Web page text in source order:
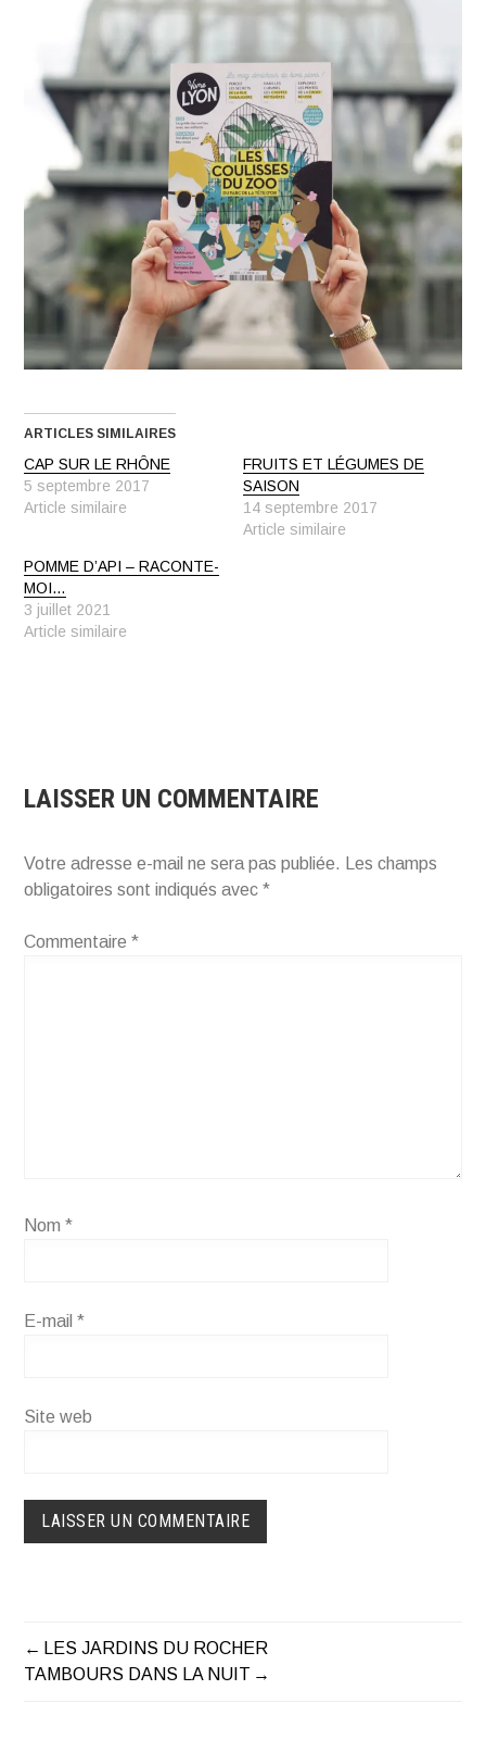
ARTICLES SIMILAIRES
CAP SUR LE RHÔNE
5 septembre 2017
Article similaire
FRUITS ET LÉGUMES DE
SAISON
14 septembre 2017
Article similaire
POMME D’API – RACONTE-
MOI…
3 juillet 2021
Article similaire
LAISSER UN COMMENTAIRE
Votre adresse e-mail ne sera pas publiée. Les champs
obligatoires sont indiqués avec*
Commentaire*
Nom*
E-mail*
Site web
NAVIGATION
LES JARDINS DU ROCHER
TAMBOURS DANS LA NUIT